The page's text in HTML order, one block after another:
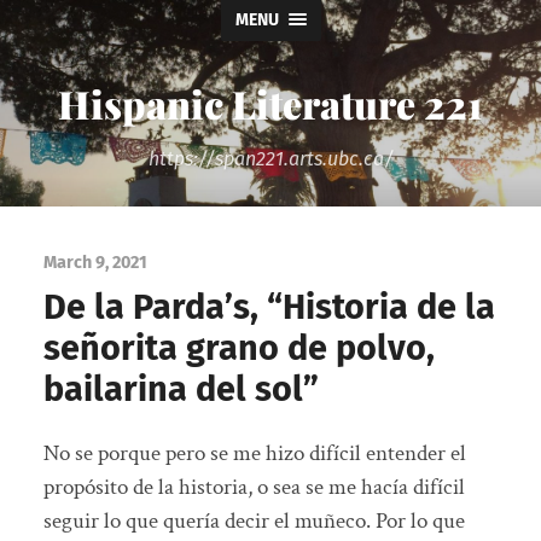
MENU
Hispanic Literature 221
https://span221.arts.ubc.ca/
March 9, 2021
De la Parda’s, “Historia de la
señorita grano de polvo,
bailarina del sol”
No se porque pero se me hizo difícil entender el
propósito de la historia, o sea se me hacía difícil
seguir lo que quería decir el muñeco. Por lo que